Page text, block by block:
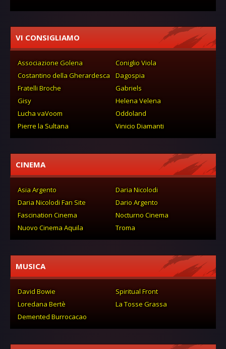
VI CONSIGLIAMO
Associazione Golena
Coniglio Viola
Costantino della Gherardesca
Dagospia
Fratelli Broche
Gabriels
Gisy
Helena Velena
Lucha vaVoom
Oddoland
Pierre la Sultana
Vinicio Diamanti
CINEMA
Asia Argento
Daria Nicolodi
Daria Nicolodi Fan Site
Dario Argento
Fascination Cinema
Nocturno Cinema
Nuovo Cinema Aquila
Troma
MUSICA
David Bowie
Spiritual Front
Loredana Bertè
La Tosse Grassa
Demented Burrocacao